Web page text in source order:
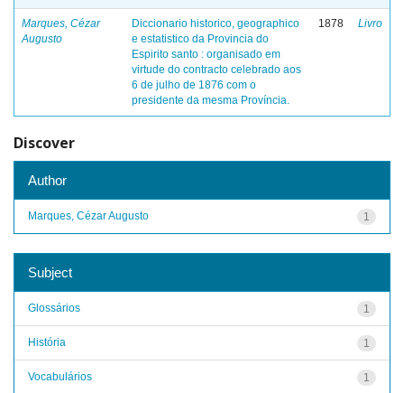
Marques, Cézar
Augusto
Diccionario historico, geographico
e estatistico da Provincia do
Espirito santo : organisado em
virtude do contracto celebrado aos
6 de julho de 1876 com o
presidente da mesma Província.
1878 Livro
Discover
Author
1
Marques, Cézar Augusto
Subject
1
Glossários
1
História
1
Vocabulários